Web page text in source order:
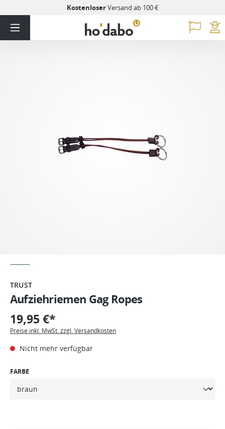
KostenloserVersand ab 100 €
TRUST
Aufziehriemen Gag Ropes
19,95 €*
Preise inkl. MwSt. zzgl. Versandkosten
Nicht mehr verfügbar
FARBE